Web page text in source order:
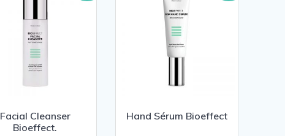
Facial Cleanser
Bioeffect.
Hand Sérum Bioeffect